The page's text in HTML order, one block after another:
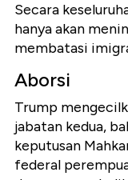
Secara
hanya akan
membatasi
Aborsi
Trump
jabatan kedua,
keputusan
federal